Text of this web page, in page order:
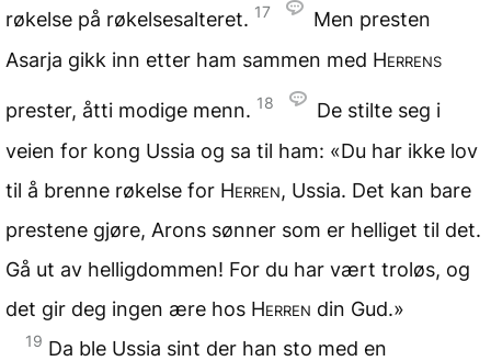
røkelse på røkelsesalteret. 17
Men presten
Asarja gikk inn etter ham sammen med Herrens
prester, åtti modige menn. 18
De stilte seg i
veien for kong Ussia og sa til ham: «Du har ikke lov
til å brenne røkelse for Herren, Ussia. Det kan bare
prestene gjøre, Arons sønner som er helliget til det.
Gå ut av helligdommen! For du har vært troløs, og
det gir deg ingen ære hos Herren din Gud.»
19 Da ble Ussia sint der han sto med en